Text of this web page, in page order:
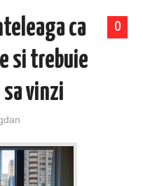
0
ca
si trebuie
vinzi